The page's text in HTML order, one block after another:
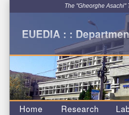
The "Gheorghe
EUEDIA : :
Home Research